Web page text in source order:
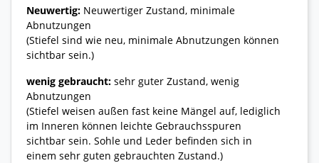
Neuwertig: Neuwertiger Zustand, minimale
Abnutzungen
(Stiefel sind wie neu, minimale Abnutzungen können
sichtbar sein.)
wenig gebraucht: sehr guter Zustand, wenig
Abnutzungen
(Stiefel weisen außen fast keine Mängel auf, lediglich
im Inneren können leichte Gebrauchsspuren
sichtbar sein. Sohle und Leder befinden sich in
einem sehr guten gebrauchten Zustand.)